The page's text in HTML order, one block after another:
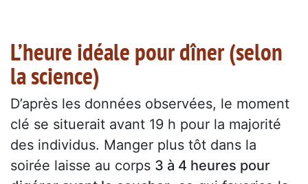
L’heure idéale pour dîner (selon
la science)
D’après les données observées, le moment
clé se situerait avant 19 h pour la majorité
des individus. Manger plus tôt dans la
soirée laisse au corps 3 à 4 heures pour